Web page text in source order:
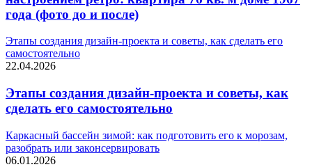
года (фото до и после)
Этапы создания дизайн-проекта и советы, как сделать его
самостоятельно
22.04.2026
Этапы создания дизайн-проекта и советы, как
сделать его самостоятельно
Каркасный бассейн зимой: как подготовить его к морозам,
разобрать или законсервировать
06.01.2026